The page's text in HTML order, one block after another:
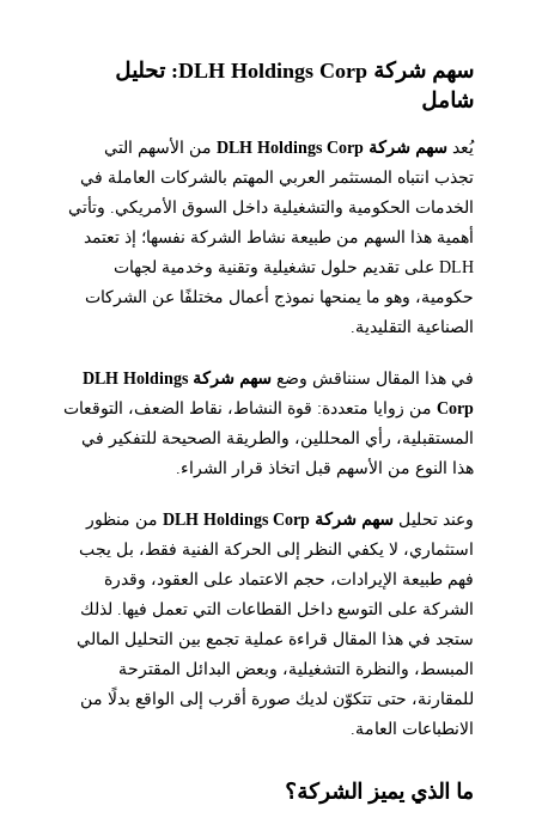
سهم شركة DLH Holdings Corp: تحليل
شامل
يُعد سهم شركة DLH Holdings Corp
من الأسهم التي
تجذب انتباه المستثمر العربي المهتم بالشركات العاملة في
الخدمات الحكومية والتشغيلية داخل السوق الأمريكي. وتأتي
أهمية هذا السهم من طبيعة نشاط الشركة نفسها؛ إذ تعتمد
DLH على تقديم حلول تشغيلية وتقنية وخدمية لجهات
حكومية، وهو ما يمنحها نموذج أعمال مختلفًا عن الشركات
الصناعية التقليدية.
في هذا المقال سنناقش وضع
سهم شركة DLH Holdings
Corpمن زوايا متعددة: قوة النشاط، نقاط الضعف، التوقعات
المستقبلية، رأي المحللين، والطريقة الصحيحة للتفكير في
هذا النوع من الأسهم قبل اتخاذ قرار الشراء.
وعند تحليل سهم شركة DLH Holdings Corp
من منظور
استثماري، لا يكفي النظر إلى الحركة الفنية فقط، بل يجب
فهم طبيعة الإيرادات، حجم الاعتماد على العقود، وقدرة
الشركة على التوسع داخل القطاعات التي تعمل فيها. لذلك
ستجد في هذا المقال قراءة عملية تجمع بين التحليل المالي
المبسط، والنظرة التشغيلية، وبعض البدائل المقترحة
للمقارنة، حتى تتكوّن لديك صورة أقرب إلى الواقع بدلًا من
الانطباعات العامة.
ما الذي يميز الشركة؟